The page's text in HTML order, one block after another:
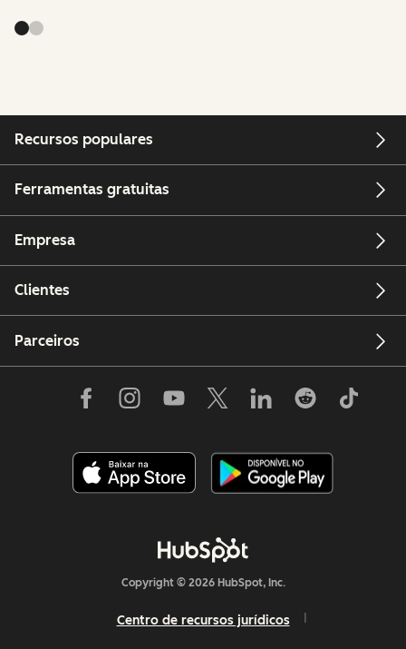
Recursos populares
Ferramentas gratuitas
Empresa
Clientes
Parceiros
Copyright © 2026 HubSpot, Inc.
Centro de recursos jurídicos